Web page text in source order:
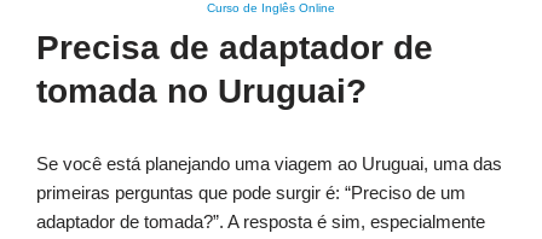
Curso de Inglês Online
Precisa de adaptador de
tomada no Uruguai?
Se você está planejando uma viagem ao Uruguai, uma das
primeiras perguntas que pode surgir é: “Preciso de um
adaptador de tomada?”. A resposta é sim, especialmente